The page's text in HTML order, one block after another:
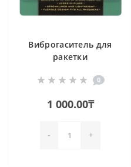
Виброгаситель для
ракетки
0
1 000.00₸
- +